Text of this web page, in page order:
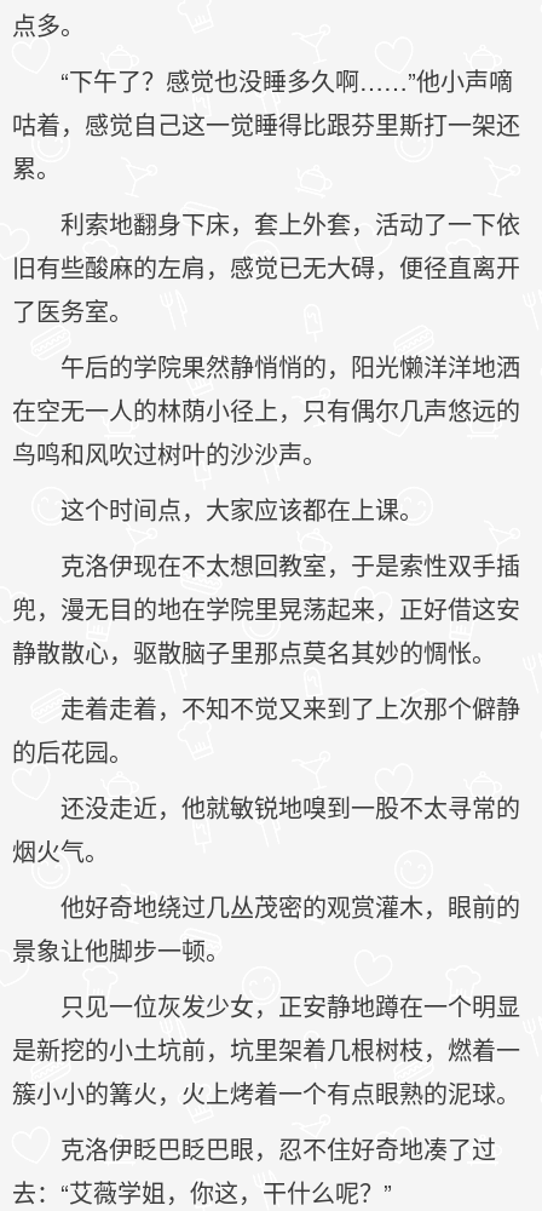
点多。
“下午了？感觉也没睡多久啊……”他小声嘀
咕着，感觉自己这一觉睡得比跟芬里斯打一架还
累。
利索地翻身下床，套上外套，活动了一下依
旧有些酸麻的左肩，感觉已无大碍，便径直离开
了医务室。
午后的学院果然静悄悄的，阳光懒洋洋地洒
在空无一人的林荫小径上，只有偶尔几声悠远的
鸟鸣和风吹过树叶的沙沙声。
这个时间点，大家应该都在上课。
克洛伊现在不太想回教室，于是索性双手插
兜，漫无目的地在学院里晃荡起来，正好借这安
静散散心，驱散脑子里那点莫名其妙的惆怅。
走着走着，不知不觉又来到了上次那个僻静
的后花园。
还没走近，他就敏锐地嗅到一股不太寻常的
烟火气。
他好奇地绕过几丛茂密的观赏灌木，眼前的
景象让他脚步一顿。
只见一位灰发少女，正安静地蹲在一个明显
是新挖的小土坑前，坑里架着几根树枝，燃着一
簇小小的篝火，火上烤着一个有点眼熟的泥球。
克洛伊眨巴眨巴眼，忍不住好奇地凑了过
去：“艾薇学姐，你这，干什么呢？”